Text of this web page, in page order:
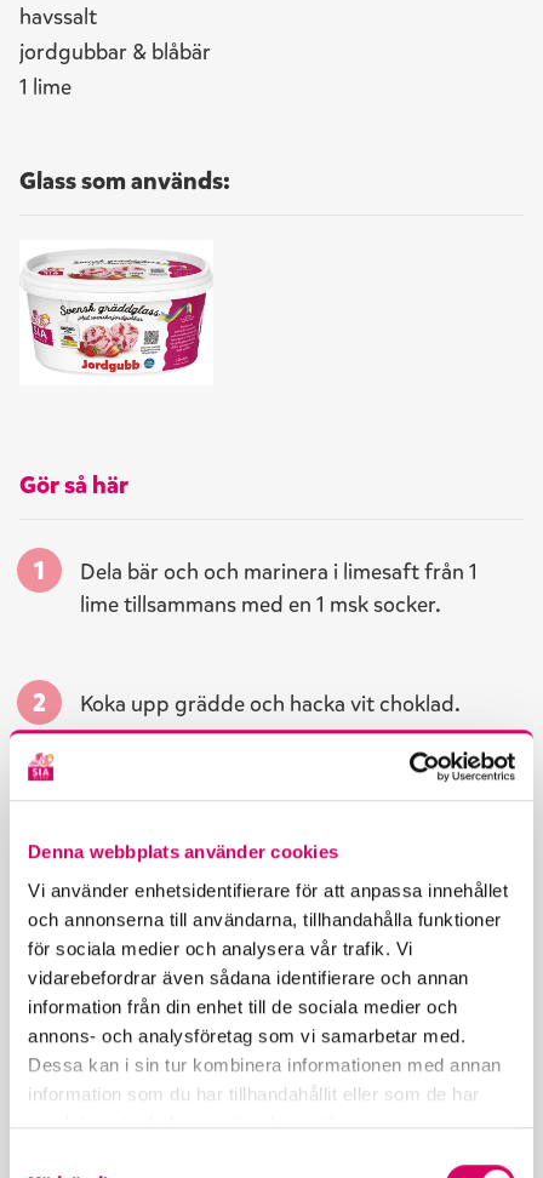
Denna webbplats använder cookies
Vi använder enhetsidentifierare för att anpassa innehållet
och annonserna till användarna, tillhandahålla funktioner
för sociala medier och analysera vår trafik. Vi
vidarebefordrar även sådana identifierare och annan
information från din enhet till de sociala medier och
annons- och analysföretag som vi samarbetar med.
Dessa kan i sin tur kombinera informationen med annan
information som du har tillhandahållit eller som de har
samlat in när du har använt deras tjänster.
havssalt
jordgubbar & blåbär
1 lime
Glass som används:
Gör så här
Dela bär och och marinera i limesaft från 1
limetillsammans med en 1 msk socker.
Koka upp grädde och hacka vit choklad.
Ta grädden åt sidan och rör ner chokladen i
Tillsätt en nypa havssalt och rör ner limezest
från 1 lime i såsen. Låt den svalna lite lätt.
Lägg upp bären på fat tillsammans med
glassen och ringla sedan över såsen.